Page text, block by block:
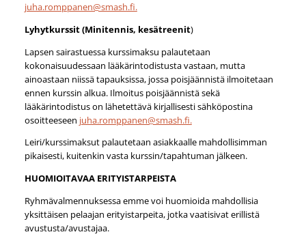
juha.romppanen@smash.fi.
Lyhytkurssit (Minitennis, kesätreenit)
Lapsen sairastuessa kurssimaksu palautetaan
kokonaisuudessaan lääkärintodistusta vastaan, mutta
ainoastaan niissä tapauksissa, jossa poisjäännistä ilmoitetaan
ennen kurssin alkua. Ilmoitus poisjäännistä sekä
lääkärintodistus on lähetettävä kirjallisesti sähköpostina
osoitteeseen juha.romppanen@smash.fi.
Leiri/kurssimaksut palautetaan asiakkaalle mahdollisimman
pikaisesti, kuitenkin vasta kurssin/tapahtuman jälkeen.
HUOMIOITAVAA ERITYISTARPEISTA
Ryhmävalmennuksessa emme voi huomioida mahdollisia
yksittäisen pelaajan erityistarpeita, jotka vaatisivat erillistä
avustusta/avustajaa.